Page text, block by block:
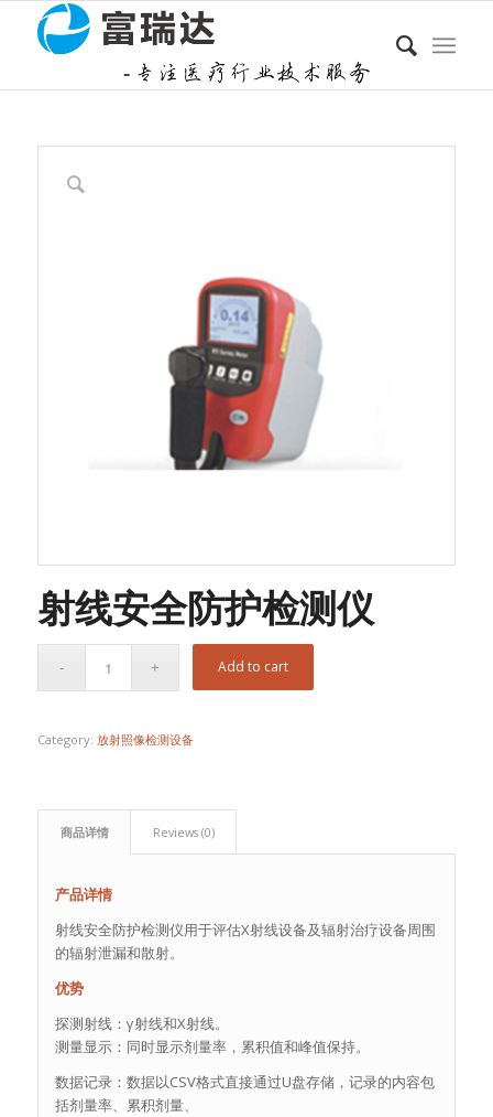
射线安全防护检测仪
Add to cart
Category: 放射照像检测设备
商品详情 Reviews (0)
产品详情
射线安全防护检测仪用于评估X射线设备及辐射治疗设备周围
的辐射泄漏和散射。
优势
探测射线：γ射线和X射线。
测量显示：同时显示剂量率，累积值和峰值保持。
数据记录：数据以CSV格式直接通过U盘存储，记录的内容包
括剂量率、累积剂量、